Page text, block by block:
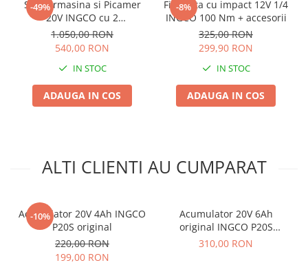
-49%
Set Bormasina si Picamer
20V INGCO cu 2
acumulatori si geanta
1.050,00 RON
540,00 RON
IN STOC
ADAUGA IN COS
-8%
Filetanta cu impact 12V 1/4
INGCO 100 Nm + accesorii
325,00 RON
299,90 RON
IN STOC
ADAUGA IN COS
ALTI CLIENTI AU CUMPARAT
-10%
Acumulator 20V 4Ah INGCO
P20S original
220,00 RON
199,00 RON
Acumulator 20V 6Ah
original INGCO P20S
original
310,00 RON